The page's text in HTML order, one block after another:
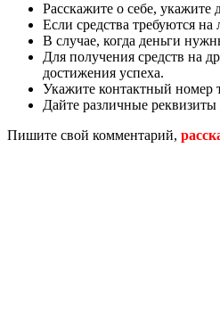
Расскажите о себе,
Если средства требуются
В случае, когда деньги
Для получения средств на
достижения успеха.
Укажите контактный номер
Дайте различные
Пишите свой комментарий,